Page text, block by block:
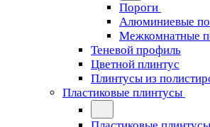
Пороги
Алюминиевые
Межкомнатные
Теневой профиль
Цветной плинтус
Плинтусы из
Пластиковые плинтусы